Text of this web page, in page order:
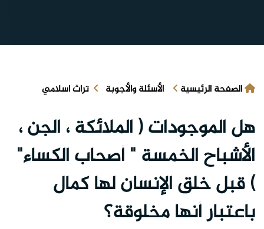
الصفحة الرئيسية الأسئلة والأجوبة تراث اسلامي
هل الموجودات ( الملائكة ، الجن ،
الأشباح الخمسة " أصحاب الكساء"
) قبل خلق الإنسان لها كمال
باعتبار أنها مخلوقة؟